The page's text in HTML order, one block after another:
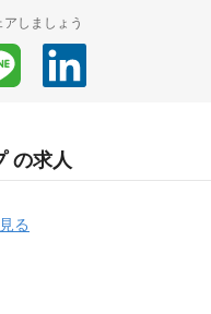
しましょう
の求人
る